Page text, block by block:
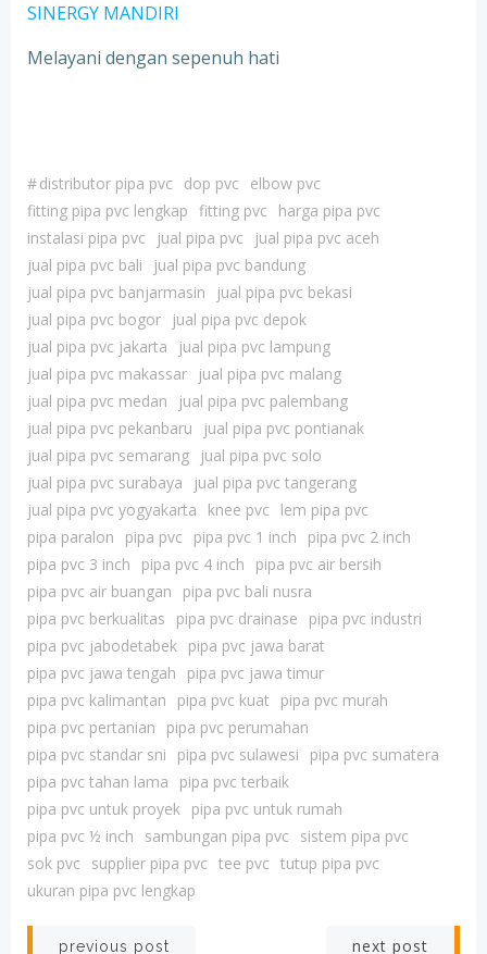
SINERGY MANDIRI
Melayani dengan sepenuh hati
#distributor pipa pvc dop pvc
elbow pvc
fitting pipa pvc lengkap fitting pvc
harga pipa pvc
instalasi pipa pvc
jual pipa pvc
jual pipa pvc aceh
jual pipa pvc bali
jual pipa pvc bandung
jual pipa pvc banjarmasin
jual pipa pvc bekasi
jual pipa pvc bogor
jual pipa pvc depok
jual pipa pvc jakarta
jual pipa pvc lampung
jual pipa pvc makassar
jual pipa pvc malang
jual pipa pvc medan
jual pipa pvc palembang
jual pipa pvc pekanbaru
jual pipa pvc pontianak
jual pipa pvc semarang
jual pipa pvc solo
jual pipa pvc surabaya
jual pipa pvc tangerang
jual pipa pvc yogyakarta
knee pvc
lem pipa pvc
pipa paralon
pipa pvc pipa pvc 1 inch
pipa pvc 2 inch
pipa pvc 3 inch
pipa pvc 4 inch
pipa pvc air bersih
pipa pvc air buangan
pipa pvc bali nusra
pipa pvc berkualitas
pipa pvc drainase
pipa pvc industri
pipa pvc jabodetabek pipa pvc jawa barat
pipa pvc jawa tengah
pipa pvc jawa timur
pipa pvc kalimantan
pipa pvc kuat
pipa pvc murah
pipa pvc pertanian
pipa pvc perumahan
pipa pvc standar sni
pipa pvc sulawesi
pipa pvc sumatera
pipa pvc tahan lama
pipa pvc terbaik
pipa pvc untuk proyek pipa pvc untuk rumah
pipa pvc ½ inch
sambungan pipa pvc
sistem pipa pvc
sok pvc
supplier pipa pvc tee pvc tutup pipa pvc
ukuran pipa pvc lengkap
previous post next post